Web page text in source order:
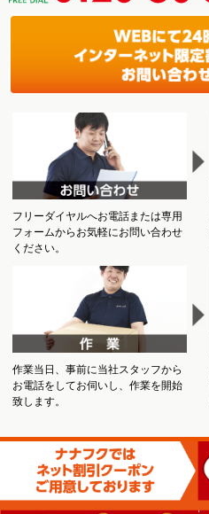
フリーダイヤルへお電話または専用
フォームからお気軽にお問い合わせ
ください。
作業当日、事前に当社スタッフから
お電話をしてお伺いし、作業を開始
致します。